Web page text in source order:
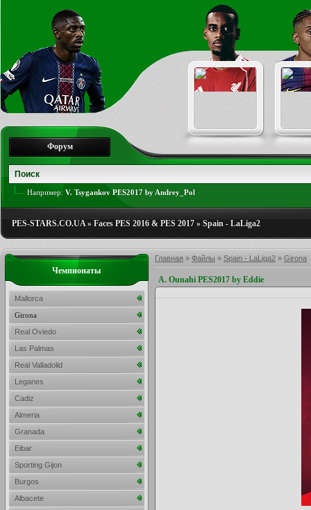
Форум
Например: V. Tsygankov PES2017 by Andrey_Pol
PES-STARS.CO.UA» Faces PES 2016 & PES 2017 » Spain - LaLiga2
Главная » Файлы » Spain - LaLiga2 » Girona
A. Ounahi PES2017 by Eddie
Чемпионаты
Mallorca
Girona
Real Oviedo
Las Palmas
Real Valladolid
Leganes
Cadiz
Almeria
Granada
Eibar
Sporting Gijon
Burgos
Albacete